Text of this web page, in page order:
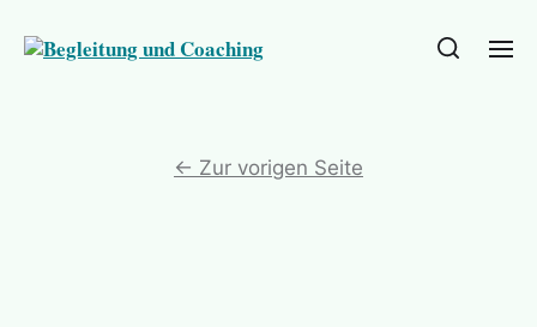
← Zur vorigen Seite